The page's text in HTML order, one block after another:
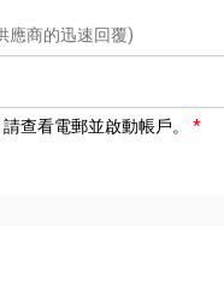
應商的迅速回覆)
查看電郵並啟動帳戶。